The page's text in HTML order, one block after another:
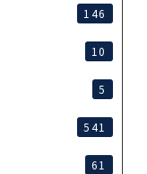
146
10
5
541
61